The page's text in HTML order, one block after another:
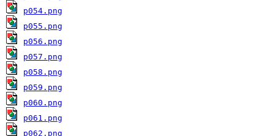
p054.png
p055.png
p056.png
p057.png
p058.png
p059.png
p060.png
p061.png
p062.png